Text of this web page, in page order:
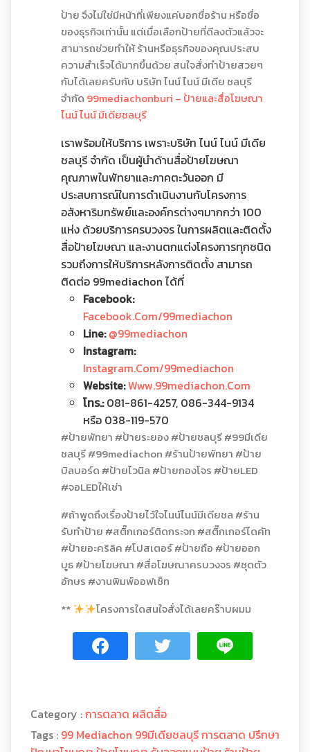
ป้าย จึงไม่ใช่มีหน้าที่เพียงแค่บอกชื่อร้าน หรือชื่อ
ของธุรกิจเท่านั้น แต่เมื่อเลือกป้ายที่ดีลงตัวแล้วจะ
สามารถช่วยทำให้ ร้านหรือธุรกิจของคุณประสบ
ความสำเร็จได้มากขึ้นด้วย สนใจสั่งทำป้ายสวยๆ
กับได้เลยครับกับ บริษัท ไนน์ ไนน์ มีเดีย ชลบุรี
จำกัด 99mediachonburi – ป้ายและสื่อโฆษณา
ไนน์ ไนน์ มีเดียชลบุรี
เราพร้อมให้บริการ เพราะบริษัท ไนน์ ไนน์ มีเดีย
ชลบุรี จำกัด เป็นผู้นำด้านสื่อป้ายโฆษณา
คุณภาพในพัทยาและภาคตะวันออก มี
ประสบการณ์ในการดำเนินงานกับโครงการ
อสังหาริมทรัพย์และองค์กรต่างๆมากกว่า 100
แห่ง ด้วยบริการครบวงจร ในการผลิตและติดตั้ง
สื่อป้ายโฆษณา และงานตกแต่งโครงการทุกชนิด
รวมถึงการให้บริการหลังการติดตั้ง สามารถ
ติดต่อ 99mediachon ได้ที่
Facebook:
Facebook.com/99mediachon
Line: @99mediachon
Instagram:
Instagram.com/99mediachon
Website:Www.99mediachon.com
โทร.:081-861-4257, 086-344-9134
หรือ 038-119-570
#ป้ายพัทยา #ป้ายระยอง #ป้ายชลบุรี #99มีเดีย
ชลบุรี #99mediachon #ร้านป้ายพัทยา #ป้าย
บิลบอร์ด #ป้ายไวนิล #ป้ายกองโจร #ป้ายLED
#จอLEDให้เช่า
#ถ้าพูดถึงเรื่องป้ายไว้ใจไนน์ไนน์มีเดียชล #ร้าน
รับทำป้าย #สติ๊กเกอร์ติดกระจก #สติ๊กเกอร์ไดคัท
#ป้ายอะคริลิค #โปสเตอร์ #ป้ายถือ #ป้ายออก
บูธ #ป้ายโฆษณา #สื่อโฆษณาครบวงจร #ชุดตัว
อักษร #งานพิมพ์ออฟเซ็ท
**
โครงการใดสนใจสั่งได้เลยคร๊าบผมม
Category :การตลาด ผลิตสื่อ
Tags : 99 Mediachon 99มีเดียชลบุรีการตลาด ปรึกษา